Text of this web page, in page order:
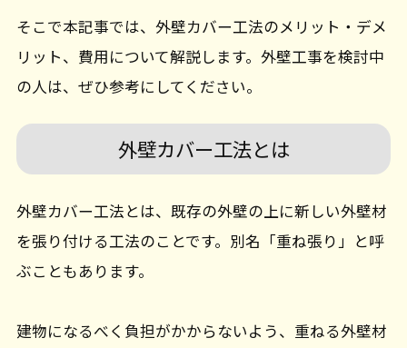
そこで本記事では、外壁カバー工法のメリット・デメ
リット、費用について解説します。外壁工事を検討中
の人は、ぜひ参考にしてください。
外壁カバー工法とは
外壁カバー工法とは、既存の外壁の上に新しい外壁材
を張り付ける工法のことです。別名「重ね張り」と呼
ぶこともあります。
建物になるべく負担がかからないよう、重ねる外壁材